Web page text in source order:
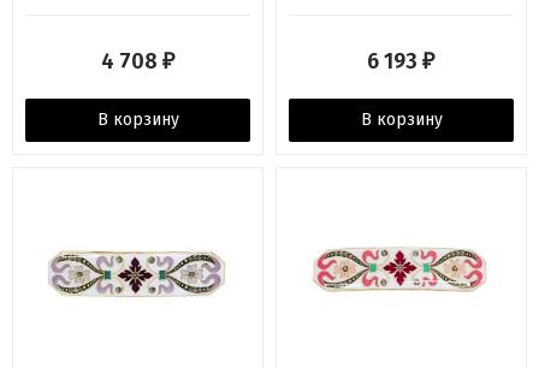
4 708 ₽
В корзину
6 193 ₽
В корзину